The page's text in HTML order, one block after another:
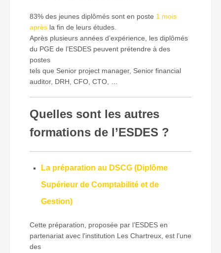
83% des jeunes diplômés sont en poste 1 mois
après la fin de leurs études.
Après plusieurs années d’expérience, les diplômés
du PGE de l’ESDES peuvent prétendre à des
postes
tels que Senior project manager, Senior financial
auditor, DRH, CFO, CTO, …
Quelles sont les autres
formations de l’ESDES ?
La préparation au DSCG (Diplôme
Supérieur de Comptabilité et de
Gestion)
Cette préparation, proposée par l’ESDES en
partenariat avec l’institution Les Chartreux, est l’une
des